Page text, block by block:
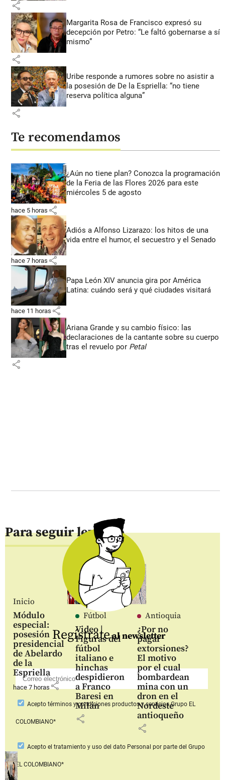
share
Margarita Rosa de Francisco expresó su
decepción por Petro: “Le faltó gobernarse a sí
mismo”
share
Uribe responde a rumores sobre no asistir a
la posesión de De la Espriella: “no tiene
reserva política alguna”
share
Te recomendamos
¿Aún no tiene plan? Conozca la programación
de la Feria de las Flores 2026 para este
miércoles 5 de agosto
hace 5 horas share
Adiós a Alfonso Lizarazo: los hitos de una
vida entre el humor, el secuestro y el Senado
hace 7 horas share
Papa León XIV anuncia gira por América
Latina: cuándo será y qué ciudades visitará
hace 11 horas share
Ariana Grande y su cambio físico: las
declaraciones de la cantante sobre su cuerpo
tras el revuelo por Petal
share
Para seguir leyendo
Inicio
Módulo
especial:
posesión
presidencial
de Abelardo
de la
Espriella
hace 7 horas share
Fútbol
Video |
Figuras del
fútbol
italiano e
hinchas
despidieron
a Franco
Baresi en
Milán
share
Antioquia
¿Por no
pagar
extorsiones?
El motivo
por el cual
bombardean
mina con un
dron en el
Nordeste
antioqueño
share
Regístrateal newsletter
Aceptotérminos y condiciones productos y serviciosGrupo EL
COLOMBIANO*
Acepto el tratamiento y uso del dato Personal por parte del Grupo
EL COLOMBIANO*